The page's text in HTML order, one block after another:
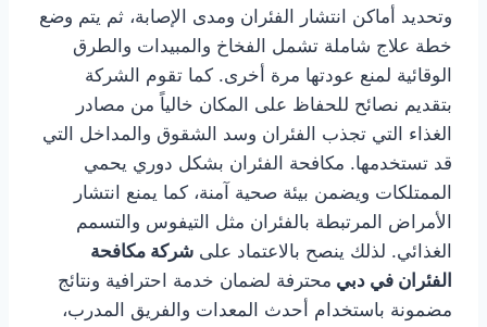
وتحديد أماكن انتشار الفئران ومدى الإصابة، ثم يتم وضع
خطة علاج شاملة تشمل الفخاخ والمبيدات والطرق
الوقائية لمنع عودتها مرة أخرى. كما تقوم الشركة
بتقديم نصائح للحفاظ على المكان خالياً من مصادر
الغذاء التي تجذب الفئران وسد الشقوق والمداخل التي
قد تستخدمها. مكافحة الفئران بشكل دوري يحمي
الممتلكات ويضمن بيئة صحية آمنة، كما يمنع انتشار
الأمراض المرتبطة بالفئران مثل التيفوس والتسمم
الغذائي. لذلك ينصح بالاعتماد على شركة مكافحة
الفئران في دبي محترفة لضمان خدمة احترافية ونتائج
مضمونة باستخدام أحدث المعدات والفريق المدرب،